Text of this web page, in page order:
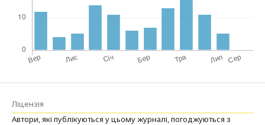
Ліцензія
Автори, які публікуються у цьому журналі, погоджуються з